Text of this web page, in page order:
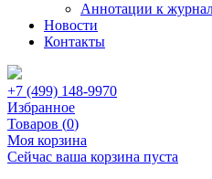
Аннотации к
Новости
Контакты
+7 (499) 148-9970
Избранное
Товаров (0)
Моя корзина
Сейчас ваша корзина пуста